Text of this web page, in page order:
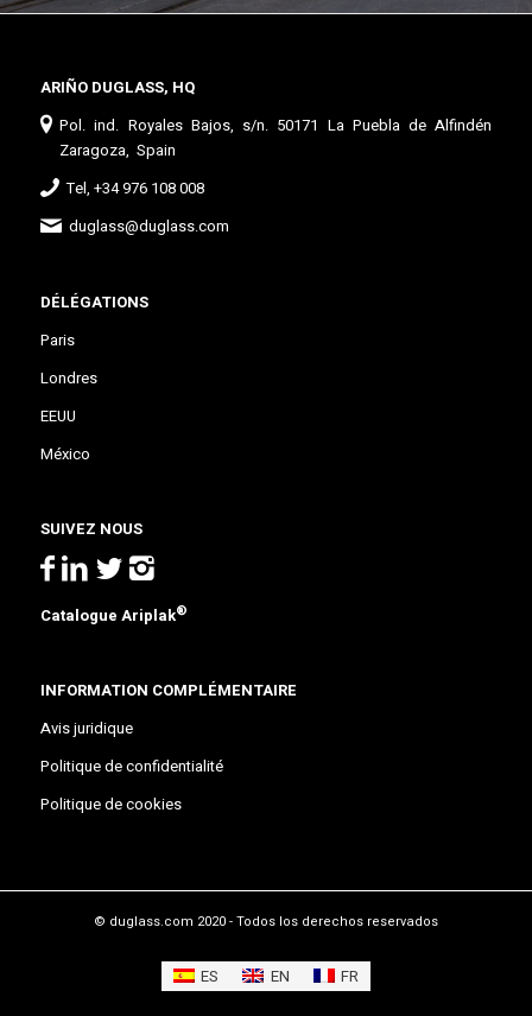
ARIÑO DUGLASS, HQ
Pol. ind. Royales Bajos, s/n. 50171 La Puebla de Alfindén
Zaragoza, Spain
Tel, +34 976 108 008
duglass@duglass.com
DÉLÉGATIONS
Paris
Londres
EEUU
México
SUIVEZ NOUS
Catalogue Ariplak®
INFORMATION COMPLÉMENTAIRE
Avis juridique
Politique de confidentialité
Politique de cookies
© duglass.com 2020 - Todos los derechos reservados
ES EN FR